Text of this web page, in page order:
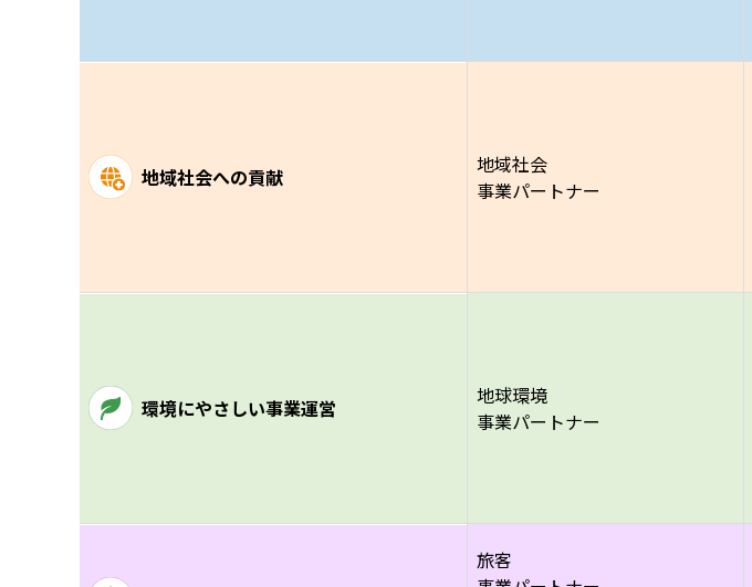
地域社会への貢献
地域社会
事業パートナー
環境にやさしい事業運営
地球環境
事業パートナー
旅客